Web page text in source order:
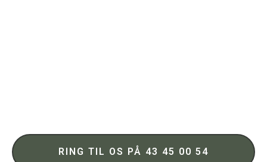
RING TIL OS PÅ 43 45 00 54